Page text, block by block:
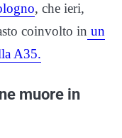
, che ieri,
coinvolto in un
A35.
muore in